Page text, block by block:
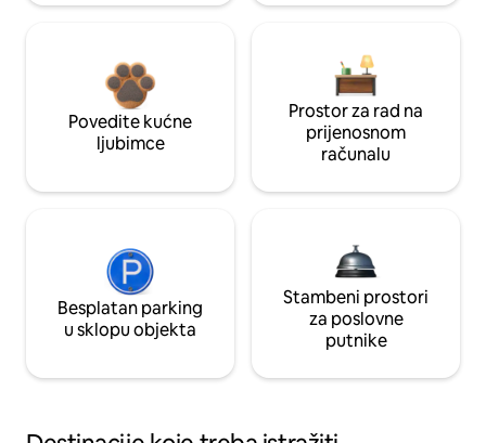
Povedite kućne
ljubimce
Prostor za rad na
prijenosnom
računalu
Besplatan parking
u sklopu objekta
Stambeni prostori
za poslovne
putnike